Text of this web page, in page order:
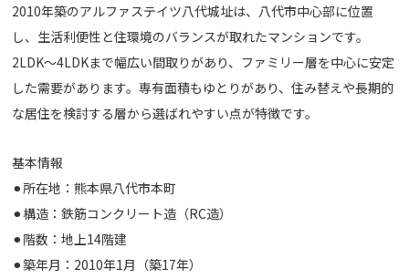
2010年築のアルファステイツ八代城址は、八代市中心部に位置
し、生活利便性と住環境のバランスが取れたマンションです。
2LDK〜4LDKまで幅広い間取りがあり、ファミリー層を中心に安定
した需要があります。専有面積もゆとりがあり、住み替えや長期的
な居住を検討する層から選ばれやすい点が特徴です。
基本情報
⚫︎所在地：熊本県八代市本町
⚫︎構造：鉄筋コンクリート造（RC造）
⚫︎階数：地上14階建
⚫︎築年月：2010年1月（築17年）